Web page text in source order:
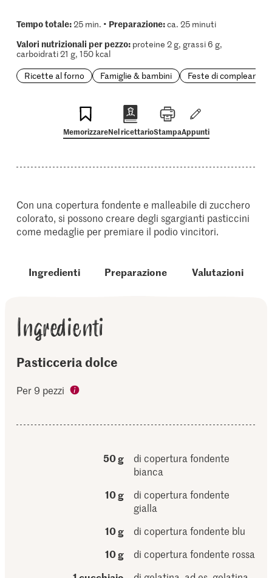
Tempo totale:25 min. • Preparazione:ca. 25 minuti
Valori nutrizionali per pezzo:proteine 2 g, grassi 6 g,
carboidrati 21 g, 150 kcal
Ricette al forno
Famiglie & bambini Feste di compleanno
MemorizzareNel ricettarioStampaAppunti
Con una copertura fondente e malleabile di zucchero
colorato, si possono creare degli sgargianti pasticcini
come medaglie per premiare il podio vincitori.
Ingredienti Preparazione Valutazioni
Ingredienti
Pasticceria dolce
Per 9 pezzi
50 g
di copertura fondente
bianca
10 g
di copertura fondente
gialla
10 g
di copertura fondente blu
10 g
di copertura fondente rossa